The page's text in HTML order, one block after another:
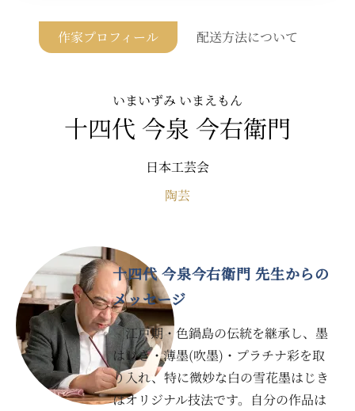
作家プロフィール 配送方法について
いまいずみ いまえもん
十四代 今泉 今右衛門
日本工芸会
陶芸
十四代 今泉今右衛門 先生からの
メッセージ
江戸期・色鍋島の伝統を継承し、墨
はじき・薄墨(吹墨)・プラチナ彩を取
り入れ、特に微妙な白の雪花墨はじき
はオリジナル技法です。自分の作品は